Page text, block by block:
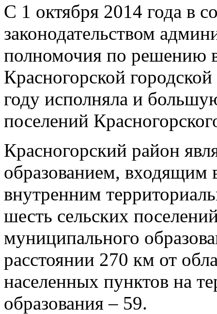
С 1 октября 2014 года в
законодательством
полномочия по решению
Красногорской
году исполняла и
поселений
Красногорский район
образованием, входящим
внутренним
шесть сельских
муниципального
расстоянии 270 км от
населенных пунктов на
образования – 59.